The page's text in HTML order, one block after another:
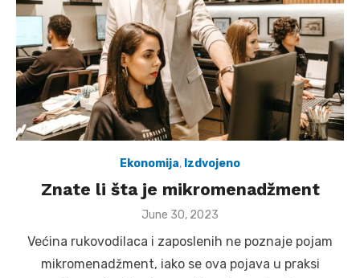
Ekonomija, Izdvojeno
Znate li šta je mikromenadžment
Posted
June 30, 2023
Većina rukovodilaca i zaposlenih ne poznaje pojam
mikromenadžment, iako se ova pojava u praksi